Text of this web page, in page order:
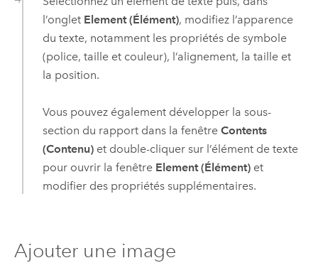
l’onglet Element (Élément), modifiez l’apparence
du texte, notamment les propriétés de symbole
(police, taille et couleur), l’alignement, la taille et
la position.
Vous pouvez également développer la sous-
section du rapport dans la fenêtre Contents
(Contenu)et double-cliquer sur l’élément de texte
pour ouvrir la fenêtre Element (Élément)et
modifier des propriétés supplémentaires.
Ajouter une image